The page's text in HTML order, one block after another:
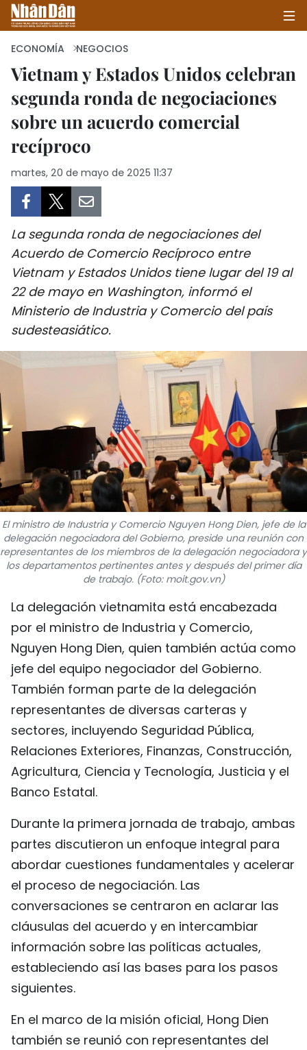
INICIO
POLÍTICA
SALUD - MEDIO AMBIENTE
CULTURA - ENTRETENIMIENTO
INTERNACIONAL
DEPORTES
VIAJES
PUENTE DE AMISTAD
HISTORIAS MULTIMEDIA
FOTOGRAFÍA
¿QUIÉNES SOMOS?
TIẾNG VIỆT
ENGLISH
中文
FRANÇAIS
РУССКИЙ
ECONOMÍA NEGOCIOS
Vietnam y Estados Unidos celebran
segunda ronda de negociaciones
sobre un acuerdo comercial
recíproco
martes, 20 de mayo de 2025 11:37
La segunda ronda de negociaciones del
Acuerdo de Comercio Recíproco entre
Vietnam y Estados Unidos tiene lugar del 19 al
22 de mayo en Washington, informó el
Ministerio de Industria y Comercio del país
sudesteasiático.
El ministro de Industria y Comercio Nguyen Hong Dien, jefe de la
delegación negociadora del Gobierno, preside una reunión con
representantes de los miembros de la delegación negociadora y
los departamentos pertinentes antes y después del primer día
de trabajo. (Foto: moit.gov.vn)
La delegación vietnamita está encabezada
por el ministro de Industria y Comercio,
Nguyen Hong Dien, quien también actúa como
jefe del equipo negociador del Gobierno.
También forman parte de la delegación
representantes de diversas carteras y
sectores, incluyendo Seguridad Pública,
Relaciones Exteriores, Finanzas, Construcción,
Agricultura, Ciencia y Tecnología, Justicia y el
Banco Estatal.
Durante la primera jornada de trabajo, ambas
partes discutieron un enfoque integral para
abordar cuestiones fundamentales y acelerar
el proceso de negociación. Las
conversaciones se centraron en aclarar las
cláusulas del acuerdo y en intercambiar
información sobre las políticas actuales,
estableciendo así las bases para los pasos
siguientes.
En el marco de la misión oficial, Hong Dien
también se reunió con representantes del